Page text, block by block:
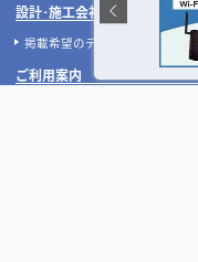
設計･施工会社様へ
掲載希望のデザイン設計･施工
ご利用案内